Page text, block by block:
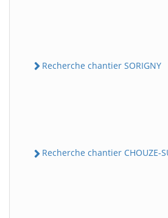
Recherche chantier SORIGNY
Recherche chantier CHOUZE-